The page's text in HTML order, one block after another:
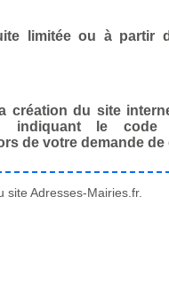
limitée ou à partir
création du site
indiquant le code
de votre demande de
Adresses-Mairies.fr.